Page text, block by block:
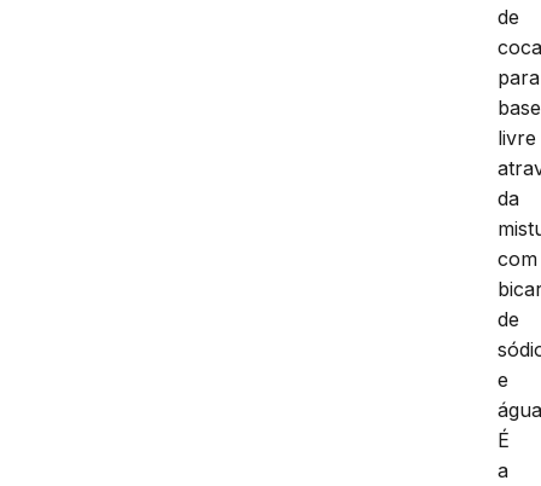
de
para
base
livre
da
com
de
e
É
a